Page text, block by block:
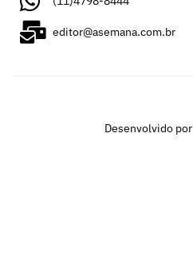
editor@asemana.com.br
Desenvolvido por